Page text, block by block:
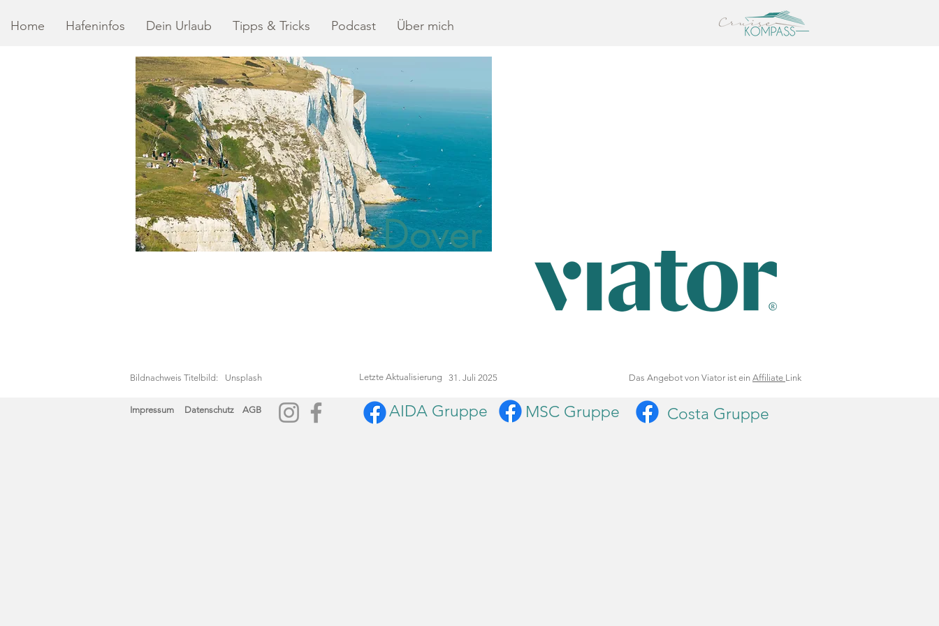
Home Hafeninfos Dein Urlaub Tipps & Tricks Podcast Über mich
Dover
Bildnachweis Titelbild: Unsplash Letzte Aktualisierung 31. Juli 2025 Das Angebot von Viator ist ein Affiliate Link
Impressum Datenschutz AGB AIDA Gruppe MSC Gruppe Costa Gruppe